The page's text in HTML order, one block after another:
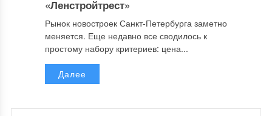
«Ленстройтрест»
Рынок новостроек Санкт-Петербурга заметно
меняется. Еще недавно все сводилось к
простому набору критериев: цена...
Далее